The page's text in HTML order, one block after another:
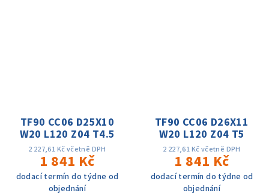
TF90 CC06 D25X10
W20 L120 Z04 T4.5
2 227,61 Kč včetně DPH
1 841 Kč
dodací termín do týdne od
objednání
TF90 CC06 D26X11
W20 L120 Z04 T5
2 227,61 Kč včetně DPH
1 841 Kč
dodací termín do týdne od
objednání